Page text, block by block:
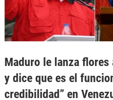
Maduro le lanza flores
y dice que es el
credibilidad” en